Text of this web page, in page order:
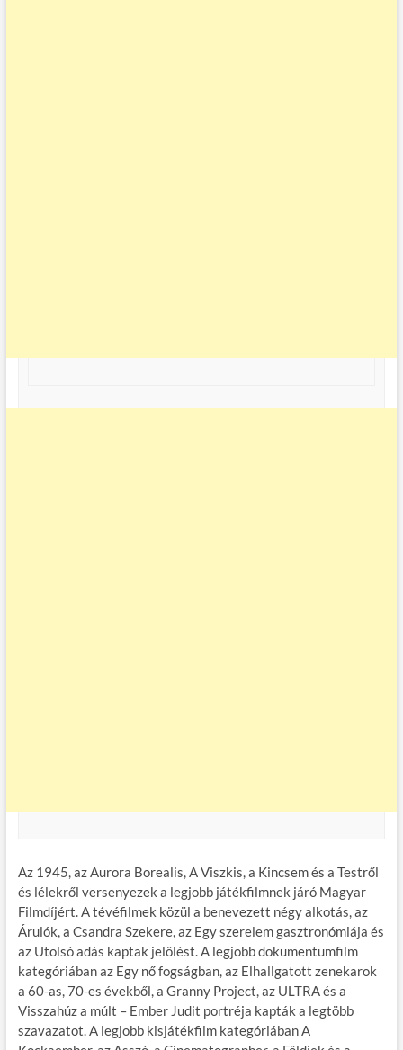
Az 1945, az Aurora Borealis, A Viszkis, a Kincsem és a Testről
és lélekről versenyezek a legjobb játékfilmnek járó Magyar
Filmdíjért. A tévéfilmek közül a benevezett négy alkotás, az
Árulók, a Csandra Szekere, az Egy szerelem gasztronómiája és
az Utolsó adás kaptak jelölést. A legjobb dokumentumfilm
kategóriában az Egy nő fogságban, az Elhallgatott zenekarok
a 60-as, 70-es évekből, a Granny Project, az ULTRA és a
Visszahúz a múlt – Ember Judit portréja kapták a legtöbb
szavazatot. A legjobb kisjátékfilm kategóriában A